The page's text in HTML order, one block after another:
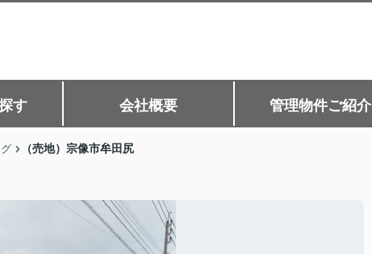
す 会社概要 管理物件ご紹介
（売地）宗像市牟田尻